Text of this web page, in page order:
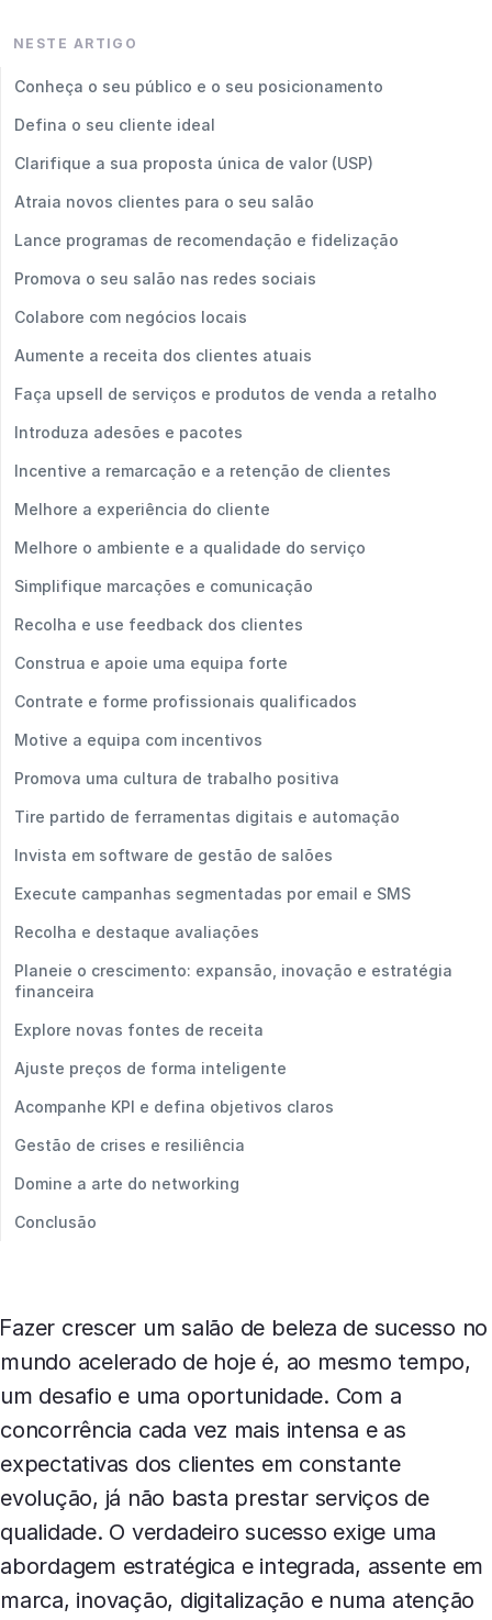
NESTE ARTIGO
Conheça o seu público e o seu posicionamento
Defina o seu cliente ideal
Clarifique a sua proposta única de valor (USP)
Atraia novos clientes para o seu salão
Lance programas de recomendação e fidelização
Promova o seu salão nas redes sociais
Colabore com negócios locais
Aumente a receita dos clientes atuais
Faça upsell de serviços e produtos de venda a retalho
Introduza adesões e pacotes
Incentive a remarcação e a retenção de clientes
Melhore a experiência do cliente
Melhore o ambiente e a qualidade do serviço
Simplifique marcações e comunicação
Recolha e use feedback dos clientes
Construa e apoie uma equipa forte
Contrate e forme profissionais qualificados
Motive a equipa com incentivos
Promova uma cultura de trabalho positiva
Tire partido de ferramentas digitais e automação
Invista em software de gestão de salões
Execute campanhas segmentadas por email e SMS
Recolha e destaque avaliações
Planeie o crescimento: expansão, inovação e estratégia
financeira
Explore novas fontes de receita
Ajuste preços de forma inteligente
Acompanhe KPI e defina objetivos claros
Gestão de crises e resiliência
Domine a arte do networking
Conclusão
Fazer crescer um salão de beleza de sucesso no
mundo acelerado de hoje é, ao mesmo tempo,
um desafio e uma oportunidade. Com a
concorrência cada vez mais intensa e as
expectativas dos clientes em constante
evolução, já não basta prestar serviços de
qualidade. O verdadeiro sucesso exige uma
abordagem estratégica e integrada, assente em
marca, inovação, digitalização e numa atenção